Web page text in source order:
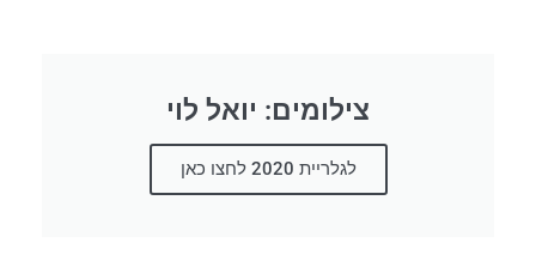
צילומים: יואל לוי
לגלריית 2020 לחצו כאן